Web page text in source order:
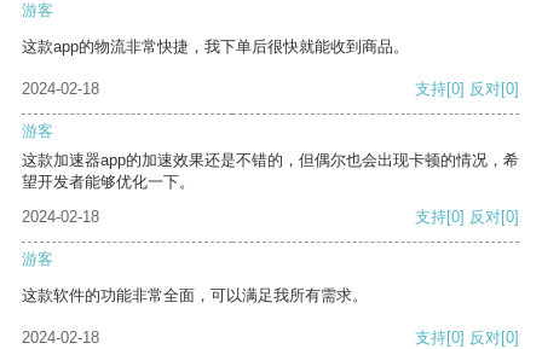
游客
这款app的物流非常快捷，我下单后很快就能收到商品。
2024-02-18 支持[0] 反对[0]
游客
这款加速器app的加速效果还是不错的，但偶尔也会出现卡顿的情况，希
望开发者能够优化一下。
2024-02-18
支持[0] 反对[0]
游客
这款软件的功能非常全面，可以满足我所有需求。
2024-02-18 支持[0] 反对[0]